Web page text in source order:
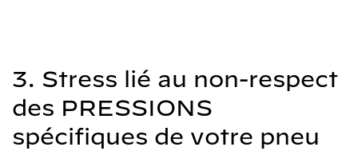
3. Stress lié au non-respect
des PRESSIONS
spécifiques de votre pneu